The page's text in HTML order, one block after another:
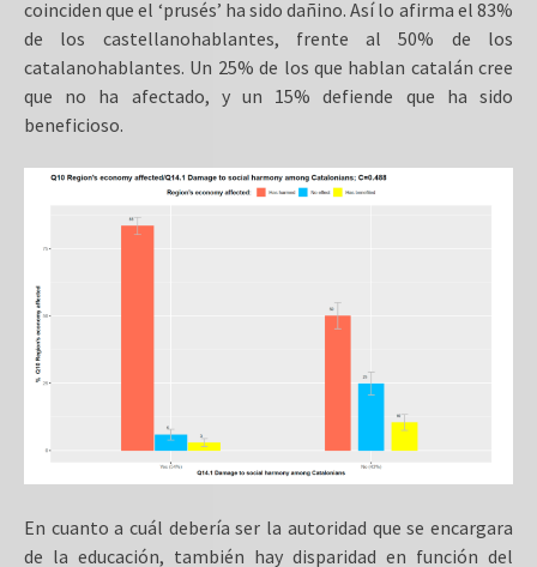
coinciden que el ‘prusés’ ha sido dañino. Así lo afirma el 83%
de los castellanohablantes, frente al 50% de los
catalanohablantes. Un 25% de los que hablan catalán cree
que no ha afectado, y un 15% defiende que ha sido
beneficioso.
En cuanto a cuál debería ser la autoridad que se encargara
de la educación, también hay disparidad en función del